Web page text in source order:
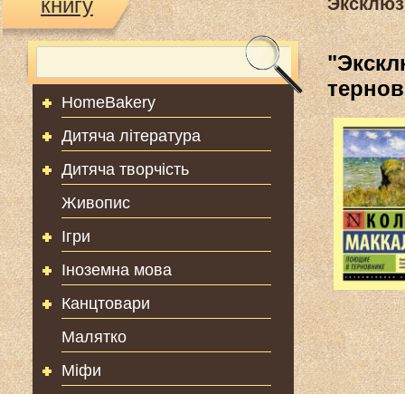
книгу
HomeBakery
Дитяча література
Дитяча творчість
Живопис
Ігри
Іноземна мова
Канцтовари
Малятко
Міфи